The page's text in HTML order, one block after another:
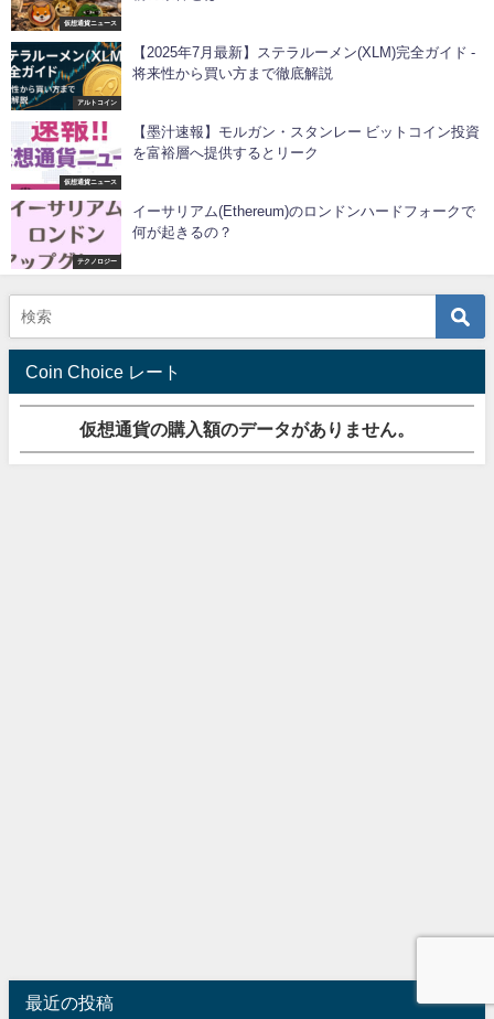
仮想通貨ニュース
アルトコイン
【2025年7月最新】ステラルーメン(XLM)完全ガイド -
将来性から買い方まで徹底解説
仮想通貨ニュース
【墨汁速報】モルガン・スタンレー ビットコイン投資
を富裕層へ提供するとリーク
テクノロジー
イーサリアム(Ethereum)のロンドンハードフォークで
何が起きるの？
Coin Choice レート
仮想通貨の購入額のデータがありません。
最近の投稿